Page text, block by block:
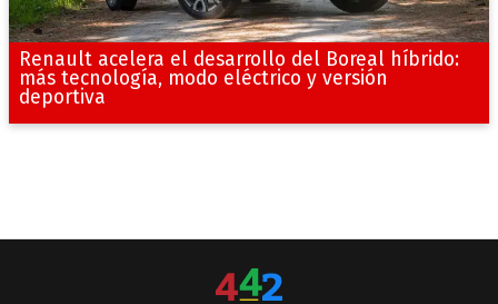
Renault acelera el desarrollo del Boreal híbrido:
más tecnología, modo eléctrico y versión
deportiva